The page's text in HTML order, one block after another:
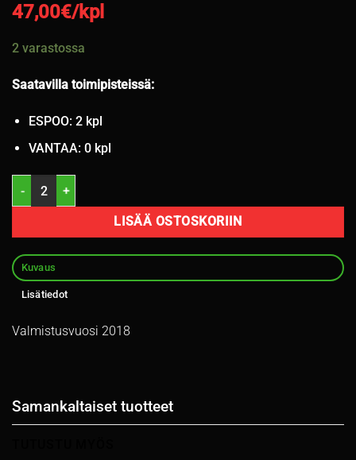
47,00€/kpl
2 varastossa
Saatavilla toimipisteissä:
ESPOO: 2 kpl
VANTAA: 0 kpl
205/55R16 Roadstone Winguard Winspike 94T nasta 8mm / 4V41
LISÄÄ OSTOSKORIIN
Kuvaus
Lisätiedot
Valmistusvuosi 2018
Samankaltaiset tuotteet